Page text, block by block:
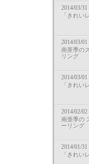
2014/03/
「きれい
2014/03/01
南亜季の
リング
2014/03/01
「きれい
2014/02/02
南亜季の
ーリング
2014/01/
「きれい